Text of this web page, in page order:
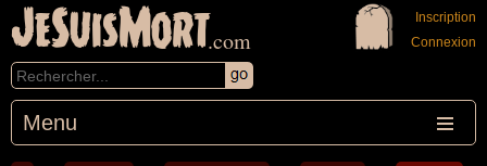
JeSuisMort.com
Menu
Inscription
Connexion